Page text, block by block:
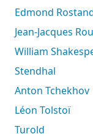
Edmond
Jean-Jacques
William
Stendhal
Anton Tchekhov
Léon Tolstoï
Turold